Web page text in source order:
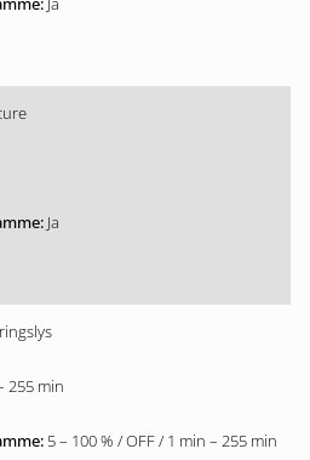
Ja
255 min
5 – 100 % / OFF / 1 min – 255 min